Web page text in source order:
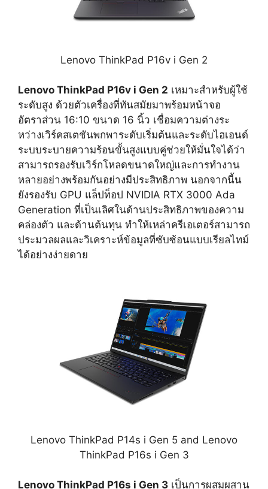
Lenovo ThinkPad P16v i Gen 2
Lenovo ThinkPad P16v i Gen 2 เหมาะสำหรับผู้ใช้
ระดับสูง ด้วยตัวเครื่องที่ทันสมัยมาพร้อมหน้าจอ
อัตราส่วน 16:10 ขนาด 16 นิ้ว เชื่อมความต่างระ
หว่างเวิร์คสเตชันพกพาระดับเริ่มต้นและระดับไฮเอนด์
ระบบระบายความร้อนขั้นสูงแบบคู่ช่วยให้มั่นใจได้ว่า
สามารถรองรับเวิร์กโหลดขนาดใหญ่และการทำงาน
หลายอย่างพร้อมกันอย่างมีประสิทธิภาพ นอกจากนี้น
ยังรองรับ GPU แล็ปท็อป NVIDIA RTX 3000 Ada
Generation ที่เป็นเลิศในด้านประสิทธิภาพของความ
คล่องตัว และด้านต้นทุน ทำให้เหล่าครีเอเตอร์สามารถ
ประมวลผลและวิเคราะห์ข้อมูลที่ซับซ้อนแบบเรียลไทม์
ได้อย่างง่ายดาย
Lenovo ThinkPad P14s i Gen 5 and Lenovo
ThinkPad P16s i Gen 3
Lenovo ThinkPad P16s i Gen 3 เป็นการผสมผสาน